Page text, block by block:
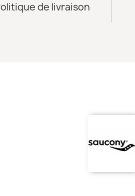
de livraison